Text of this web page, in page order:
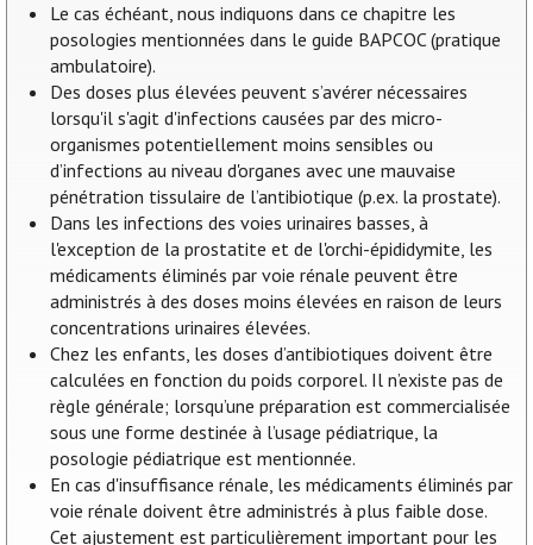
Le cas échéant, nous indiquons dans ce chapitre les
posologies mentionnées dans le guide BAPCOC (pratique
ambulatoire).
Des doses plus élevées peuvent s’avérer nécessaires
lorsqu'il s'agit d'infections causées par des micro-
organismes potentiellement moins sensibles ou
d’infections au niveau d'organes avec une mauvaise
pénétration tissulaire de l’antibiotique (p.ex. la prostate).
Dans les infections des voies urinaires basses, à
l'exception de la prostatite et de l'orchi-épididymite, les
médicaments éliminés par voie rénale peuvent être
administrés à des doses moins élevées en raison de leurs
concentrations urinaires élevées.
Chez les enfants, les doses d’antibiotiques doivent être
calculées en fonction du poids corporel. Il n’existe pas de
règle générale; lorsqu’une préparation est commercialisée
sous une forme destinée à l’usage pédiatrique, la
posologie pédiatrique est mentionnée.
En cas d'insuffisance rénale, les médicaments éliminés par
voie rénale doivent être administrés à plus faible dose.
Cet ajustement est particulièrement important pour les